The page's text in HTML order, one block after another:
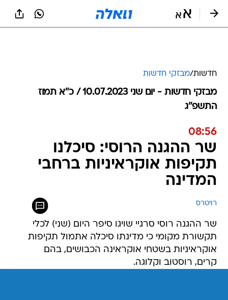
חדשות/מבזקי חדשות
מבזקי חדשות - יום שני 10.07.2023 / כ״א תמוז
התשפ"ג
08:56
שר ההגנה הרוסי: סיכלנו
תקיפות אוקראיניות ברחבי
המדינה
רויטרס
שר ההגנה רוסי סרגיי שויגו סיפר היום (שני) לכלי
תקשורת מקומי כי מדינתו סיכלה אתמול תקיפות
אוקראיניות בשטחי אוקראינה הכבושים, בהם
קרים, רוסטוב וקלוגה.